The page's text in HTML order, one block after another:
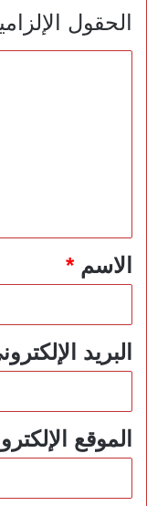
الحقول
*الاسم*
البريد
الموقع